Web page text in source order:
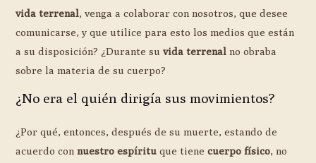
vida terrenal, venga a colaborar con nosotros, que desee
comunicarse, y que utilice para esto los medios que están
a su disposición? ¿Durante suvida terrenal no obraba
sobre la materia de su cuerpo?
¿No era el quién dirigía sus movimientos?
¿Por qué, entonces, después de su muerte, estando de
acuerdo connuestro espíritu que tienecuerpo físico, no